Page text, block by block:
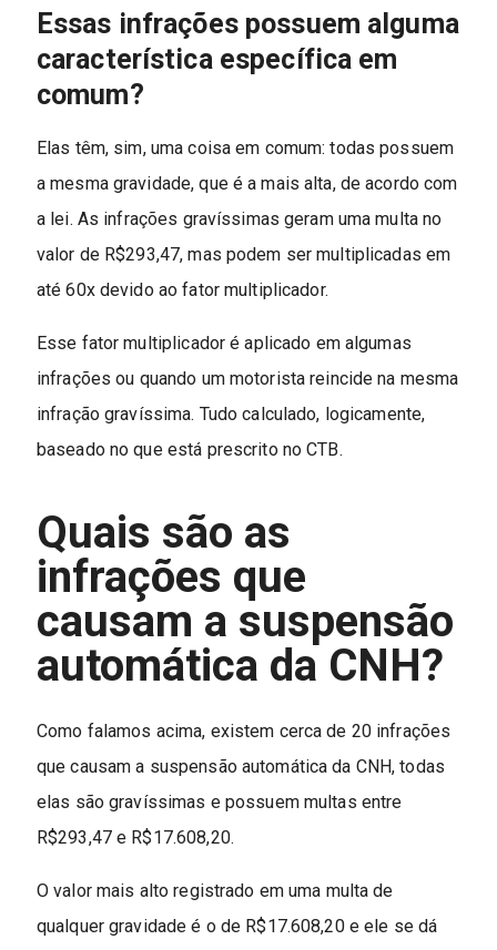
Essas infrações possuem alguma
característica específica em
comum?
Elas têm, sim, uma coisa em comum: todas possuem
a mesma gravidade, que é a mais alta, de acordo com
a lei. As infrações gravíssimas geram uma multa no
valor de R$293,47, mas podem ser multiplicadas em
até 60x devido ao fator multiplicador.
Esse fator multiplicador é aplicado em algumas
infrações ou quando um motorista reincide na mesma
infração gravíssima. Tudo calculado, logicamente,
baseado no que está prescrito no CTB.
Quais são as
infrações que
causam a suspensão
automática da CNH?
Como falamos acima, existem cerca de 20 infrações
que causam a suspensão automática da CNH, todas
elas são gravíssimas e possuem multas entre
R$293,47 e R$17.608,20.
O valor mais alto registrado em uma multa de
qualquer gravidade é o de R$17.608,20 e ele se dá